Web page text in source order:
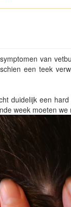
van
een teek
duidelijk een
week moeten